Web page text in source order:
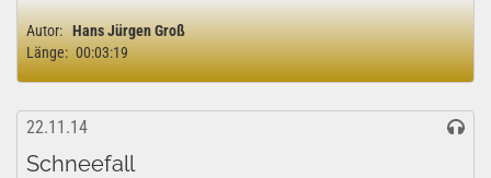
Autor: Hans Jürgen Groß
Länge: 00:03:19
22.11.14
Schneefall